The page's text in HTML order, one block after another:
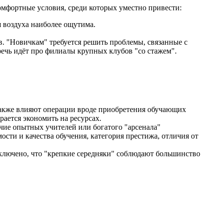
условия, среди которых уместно привести:
наиболее ощутима.
"Новичкам" требуется решить проблемы, связанные с
идёт про филиалы крупных клубов "со стажем".
влияют операции вроде приобретения обучающих
экономить на ресурсах.
опытных учителей или богатого "арсенала"
и качества обучения, категория престижа, отличия от
что "крепкие середняки" соблюдают большинство